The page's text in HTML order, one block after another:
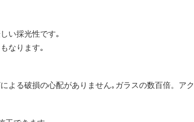
い採光性です｡
なります｡
よる破損の心配がありません｡ガラスの数百倍。ア